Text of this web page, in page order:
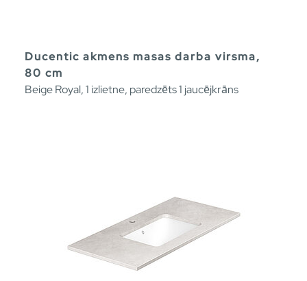
Ducentic akmens masas darba virsma,
80 cm
Beige Royal, 1 izlietne, paredzēts 1 jaucējkrāns